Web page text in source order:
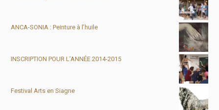
ANCA-SONIA : Peinture à l’huile
INSCRIPTION POUR L’ANNÉE 2014-2015
Festival Arts en Siagne